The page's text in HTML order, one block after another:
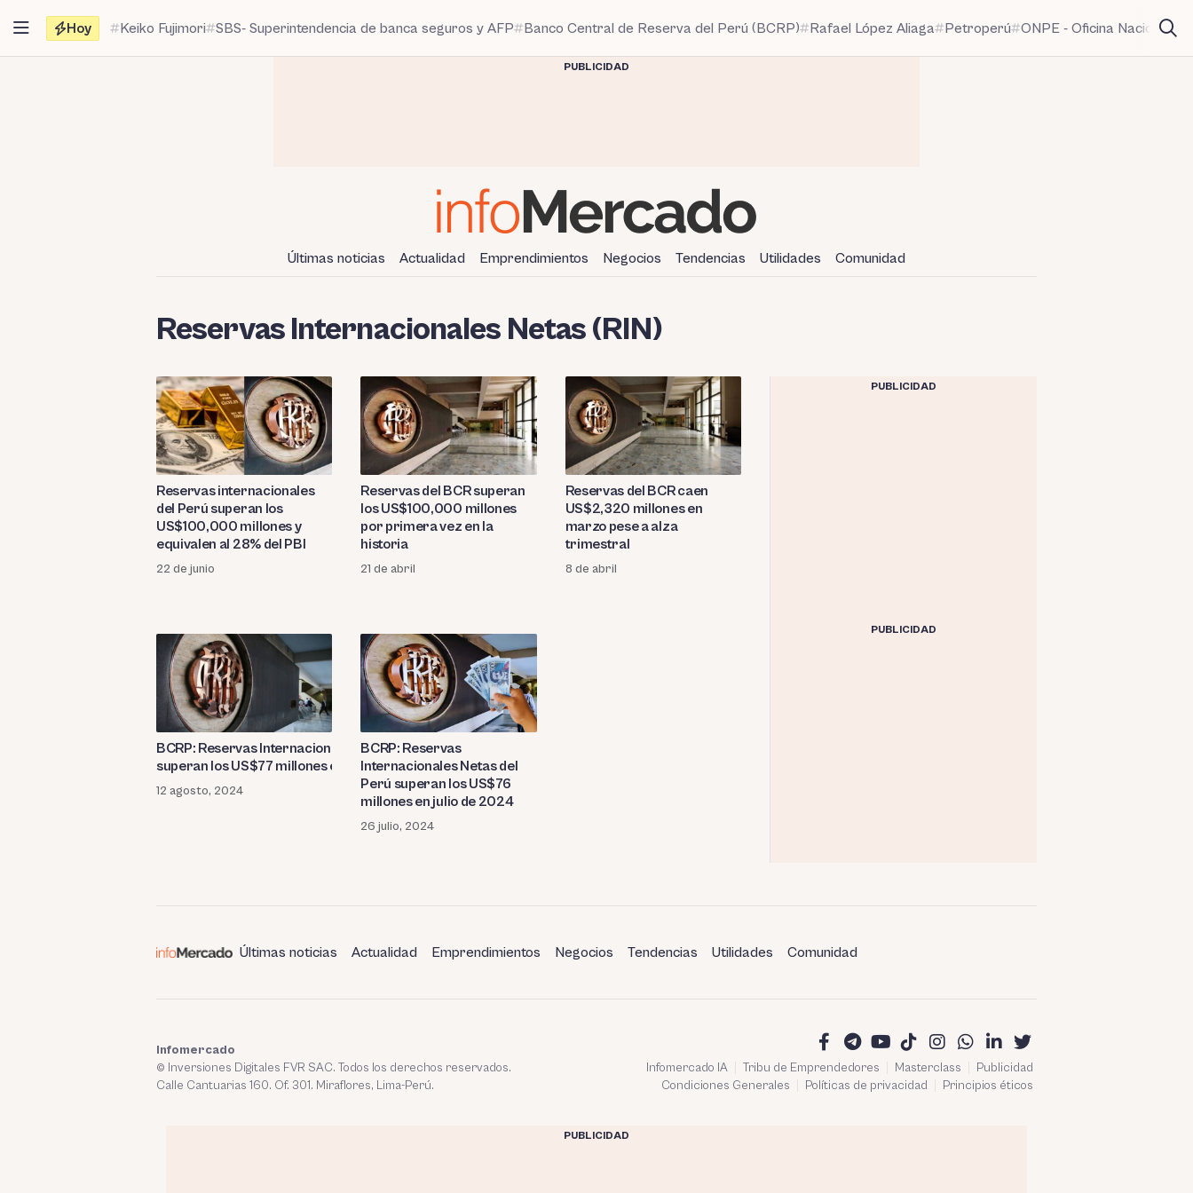
contenido
Hoy Keiko Fujimori SBS- Superintendencia de banca seguros y AFP Banco Central de Reserva del Perú (BCRP) Rafael López Aliaga Petroperú ONPE - Oficina Nacional
PUBLICIDAD
Últimas noticias Actualidad Emprendimientos Negocios Tendencias Utilidades Comunidad
Reservas Internacionales Netas (RIN)
Reservas internacionales
del Perú superan los
US$100,000 millones y
equivalen al 28% del PBI
22 de junio
Reservas del BCR superan
los US$100,000 millones
por primera vez en la
historia
21 de abril
Reservas del BCR caen
US$2,320 millones en
marzo pese a alza
trimestral
8 de abril
BCRP: Reservas Internacionales Netas del Perú
superan los US$77 millones en agosto de 2024
12 agosto, 2024
BCRP: Reservas
Internacionales Netas del
Perú superan los US$76
millones en julio de 2024
26 julio, 2024
PUBLICIDAD
PUBLICIDAD
Últimas noticias Actualidad Emprendimientos Negocios Tendencias Utilidades Comunidad
Infomercado IA Tribu de Emprendedores Masterclass
Publicidad
Condiciones Generales
Políticas de privacidad Principios éticos
Infomercado
© Inversiones Digitales FVR SAC. Todos los derechos reservados.
Calle Cantuarias 160. Of. 301. Miraflores, Lima-Perú.
PUBLICIDAD